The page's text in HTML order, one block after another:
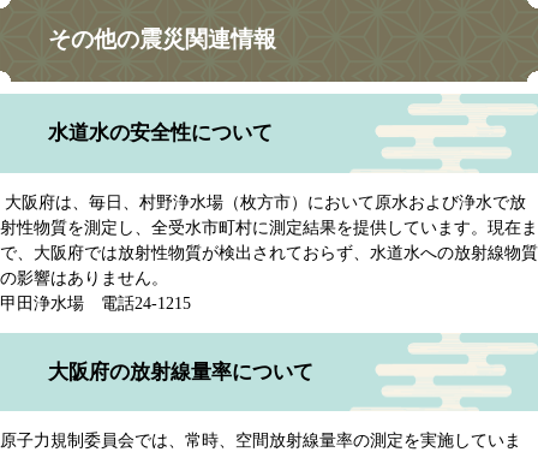
その他の震災関連情報
水道水の安全性について
大阪府は、毎日、村野浄水場（枚方市）において原水および浄水で放
射性物質を測定し、全受水市町村に測定結果を提供しています。現在ま
で、大阪府では放射性物質が検出されておらず、水道水への放射線物質
の影響はありません。
甲田浄水場 電話24-1215
大阪府の放射線量率について
原子力規制委員会では、常時、空間放射線量率の測定を実施していま